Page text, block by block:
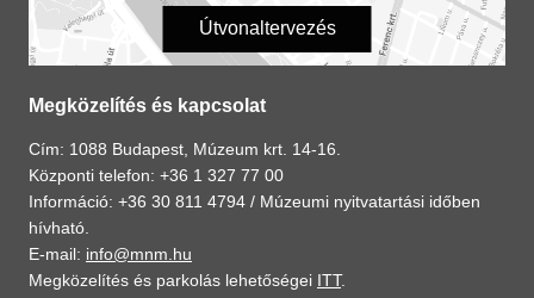
Útvonaltervezés
Megközelítés és kapcsolat
Cím: 1088 Budapest, Múzeum krt. 14-16.
Központi telefon: +36 1 327 77 00
Információ: +36 30 811 4794 / Múzeumi nyitvatartási időben
hívható.
E-mail: info@mnm.hu
Megközelítés és parkolás lehetőségei ITT.